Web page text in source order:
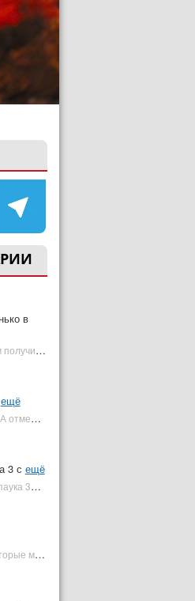
в
«Человек-паук» с Тоби Магуайром получил новый постер | Plugged In Ru
ещё
Новая «Игра в кальмара» про США отменена | Plugged In Ru
3 с ещё
Изображение «Нового Человека-паука 3» подтвердило Зловещую шестерку | Plugged In Ru
7 фильмов киновселенной DC, которые может снять Зак Снайдер | Plugged In Ru